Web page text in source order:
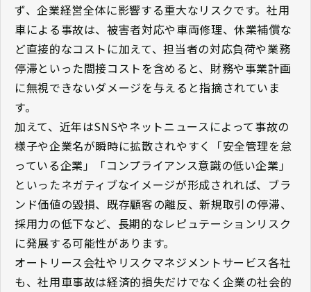
ず、企業経営全体に影響する重大なリスクです。社用
車による事故は、被害者対応や車両修理、休業補償な
ど直接的なコストに加えて、担当者の対応負荷や業務
停滞といった間接コストを含めると、財務や事業計画
に無視できないダメージを与えると指摘されていま
す。
加えて、近年はSNSやネットニュースによって事故の
様子や企業名が瞬時に拡散されやすく「安全管理を怠
っている企業」「コンプライアンス意識の低い企業」
といったネガティブなイメージが形成されれば、ブラ
ンド価値の毀損、既存顧客の離反、新規取引の停滞、
採用力の低下など、長期的なレピュテーションリスク
に発展する可能性があります。
オートリース会社やリスクマネジメントサービス各社
も、社用車事故は経済的損失だけでなく企業の社会的